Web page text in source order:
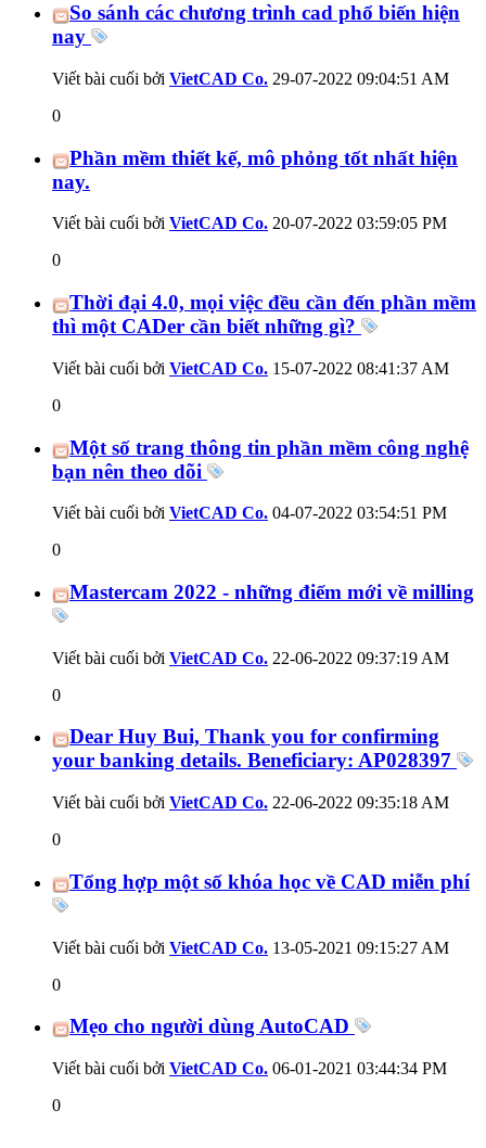
So sánh các chương trình cad phổ biến hiện
nay
Viết bài cuối bởi VietCAD Co. 29-07-2022 09:04:51 AM
0
Phần mềm thiết kế, mô phỏng tốt nhất hiện
nay.
Viết bài cuối bởi VietCAD Co. 20-07-2022 03:59:05 PM
0
Thời đại 4.0, mọi việc đều cần đến phần mềm
thì một CADer cần biết những gì?
Viết bài cuối bởi VietCAD Co. 15-07-2022 08:41:37 AM
0
Một số trang thông tin phần mềm công nghệ
bạn nên theo dõi
Viết bài cuối bởi VietCAD Co. 04-07-2022 03:54:51 PM
0
Mastercam 2022 - những điểm mới về milling
Viết bài cuối bởi VietCAD Co. 22-06-2022 09:37:19 AM
0
Dear Huy Bui, Thank you for confirming
your banking details. Beneficiary: AP028397
Viết bài cuối bởi VietCAD Co. 22-06-2022 09:35:18 AM
0
Tổng hợp một số khóa học về CAD miễn phí
Viết bài cuối bởi VietCAD Co. 13-05-2021 09:15:27 AM
0
Mẹo cho người dùng AutoCAD
Viết bài cuối bởi VietCAD Co. 06-01-2021 03:44:34 PM
0